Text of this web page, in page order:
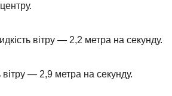
вітру — 2,2 метра на секунду.
— 2,9 метра на секунду.